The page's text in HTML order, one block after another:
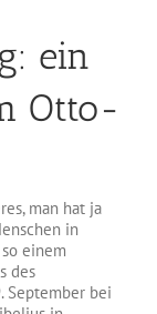
ein
Otto-
man hat ja
in
einem
des
September bei